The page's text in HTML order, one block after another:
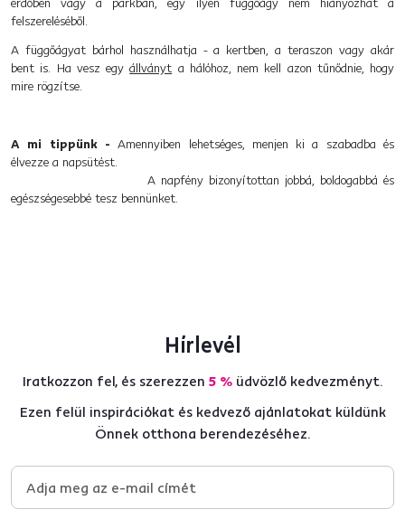
felszereléséből.
A függőágyat bárhol használhatja - a kertben, a teraszon vagy akár
bent is. Ha vesz egyállványt a hálóhoz, nem kell azon tűnődnie, hogy
mire rögzítse.
A mi tippünk -Amennyiben lehetséges, menjen ki a szabadba és
élvezze a napsütést.
A napfény bizonyítottan jobbá, boldogabbá és
egészségesebbé tesz bennünket.
Hírlevél
Iratkozzon fel, és szerezzen 5 %üdvözlő kedvezményt.
Ezen felül inspirációkat és kedvező ajánlatokat küldünk
Önnek otthona berendezéséhez.